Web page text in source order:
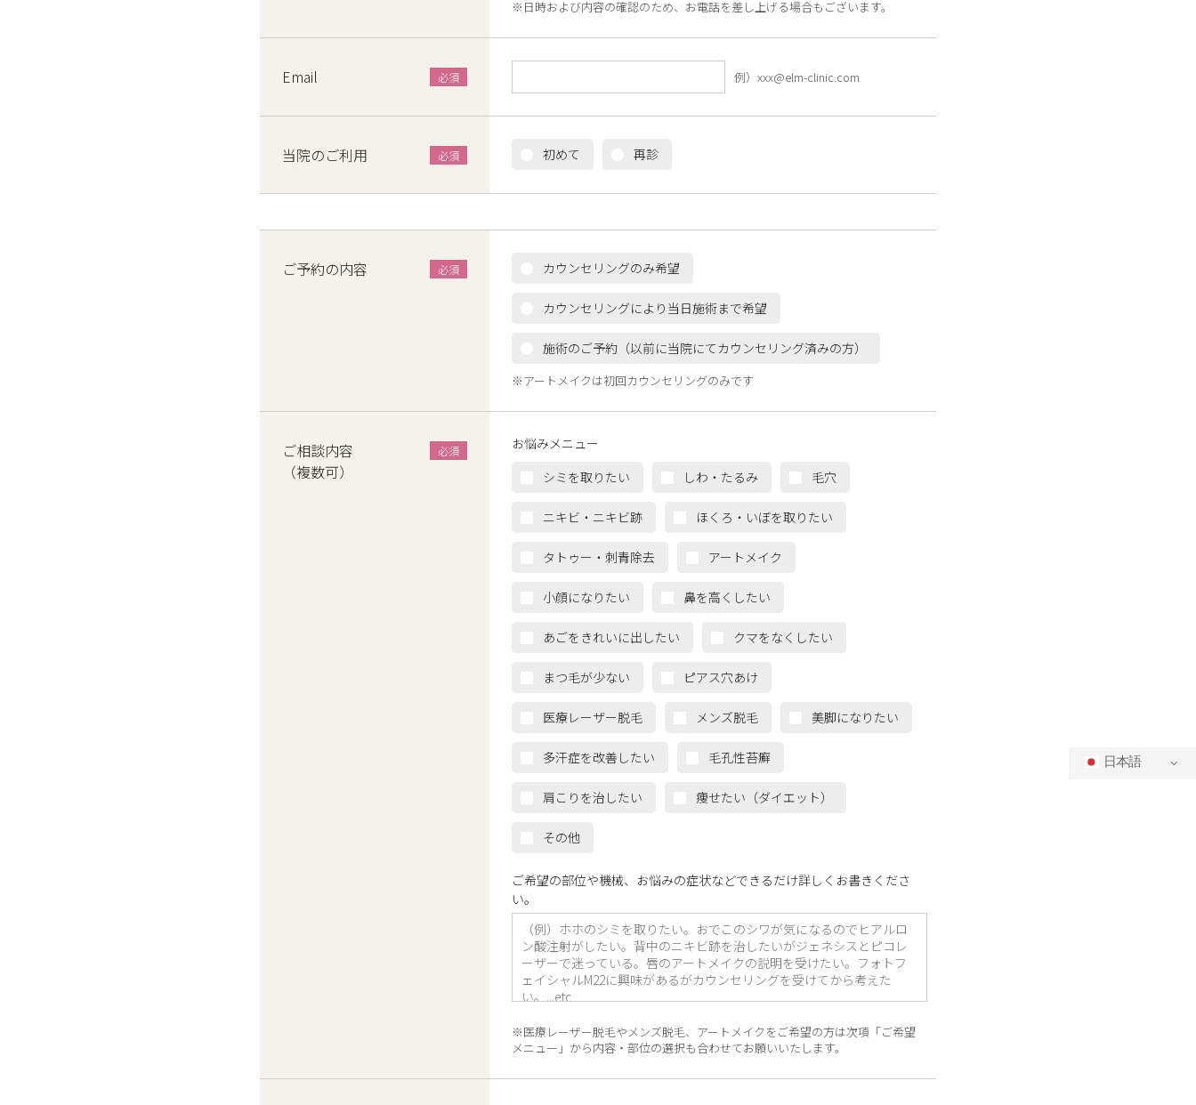
日本語
※日時および内容の確認のため、お電話を差し上げる場合もございます。
Email 例）xxx@elm-clinic.com
当院のご利用 初めて 再診
ご予約の内容 カウンセリングのみ希望
カウンセリングにより当日施術まで希望
施術のご予約（以前に当院にてカウンセリング済みの方）
※アートメイクは初回カウンセリングのみです
ご相談内容
（複数可）
お悩みメニュー
シミを取りたい
しわ・たるみ 毛穴
ニキビ・ニキビ跡 ほくろ・いぼを取りたい
タトゥー・刺青除去 アートメイク
小顔になりたい 鼻を高くしたい
あごをきれいに出したい クマをなくしたい
まつ毛が少ない ピアス穴あけ
医療レーザー脱毛 メンズ脱毛 美脚になりたい
多汗症を改善したい 毛孔性苔癬
肩こりを治したい 痩せたい（ダイエット）
その他
ご希望の部位や機械、お悩みの症状などできるだけ詳しくお書きくださ
い。
※医療レーザー脱毛やメンズ脱毛、アートメイクをご希望の方は次項「ご希望
メニュー」から内容・部位の選択も合わせてお願いいたします。